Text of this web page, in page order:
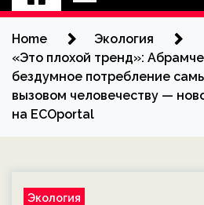
Home
Экология
«Это плохой тренд»:
бездумное потребление
вызовом человечеству —
на ECOportal
Экология